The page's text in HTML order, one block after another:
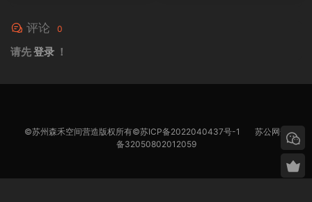
评论 0
请先登录 ！
©苏州森禾空间营造版权所有©苏ICP备2022040437号-1
苏公网安
备32050802012059